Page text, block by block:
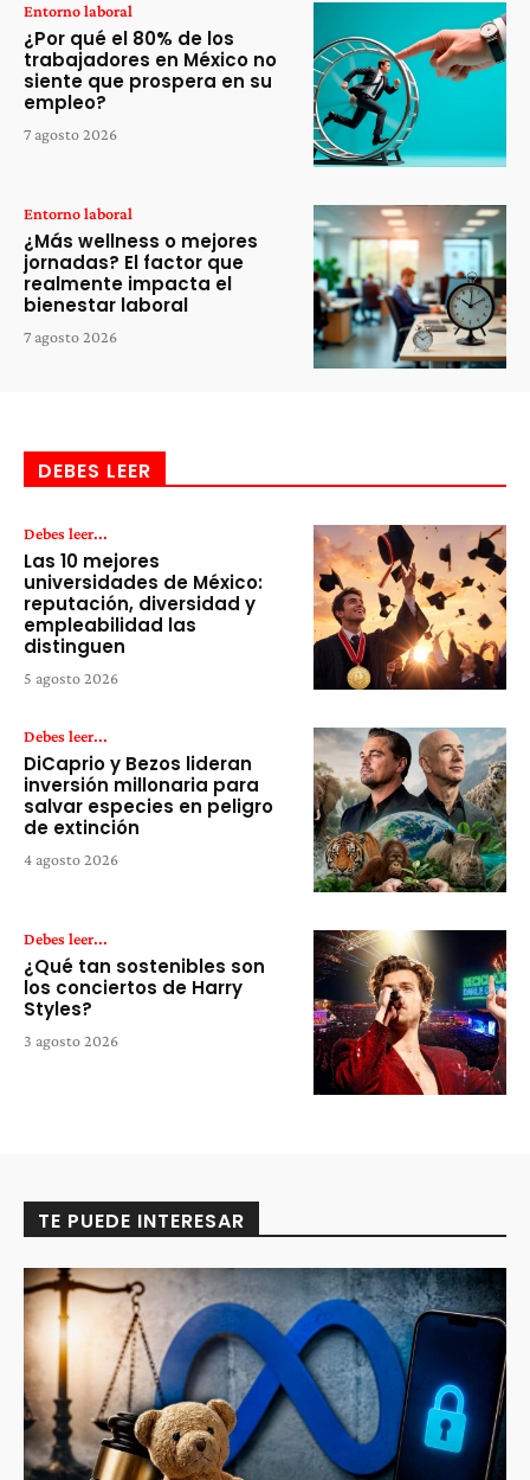
Entorno laboral
¿Por qué el 80% de los
trabajadores en México no
siente que prospera en su
empleo?
7 agosto 2026
Entorno laboral
¿Más wellness o mejores
jornadas? El factor que
realmente impacta el
bienestar laboral
7 agosto 2026
DEBES LEER
Debes leer...
Las 10 mejores
universidades de México:
reputación, diversidad y
empleabilidad las
distinguen
5 agosto 2026
Debes leer...
DiCaprio y Bezos lideran
inversión millonaria para
salvar especies en peligro
de extinción
4 agosto 2026
Debes leer...
¿Qué tan sostenibles son
los conciertos de Harry
Styles?
3 agosto 2026
TE PUEDE INTERESAR